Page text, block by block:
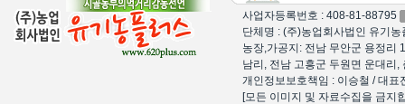
사업자등록번호 : 408-81-88795
단체명 : (주)농업회사법인 유기
농장,가공지: 전남 무안군 용정리
남리, 전남 고흥군 두원면 운대리
개인정보보호책임 : 이승철 / 대
[모든 이미지 및 자료수집을 금지